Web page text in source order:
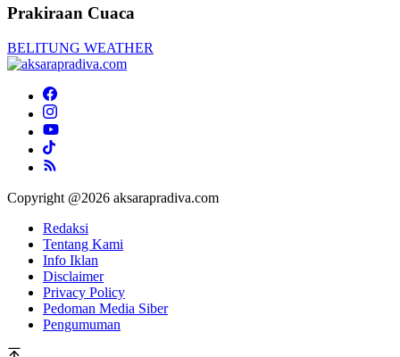
Prakiraan Cuaca
BELITUNG WEATHER
Copyright @2026 aksarapradiva.com
Redaksi
Tentang Kami
Info Iklan
Disclaimer
Privacy Policy
Pedoman Media Siber
Pengumuman